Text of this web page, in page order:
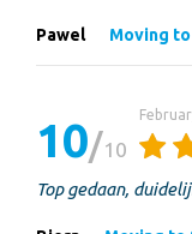
Pawel Moving
10 10
Top gedaan,